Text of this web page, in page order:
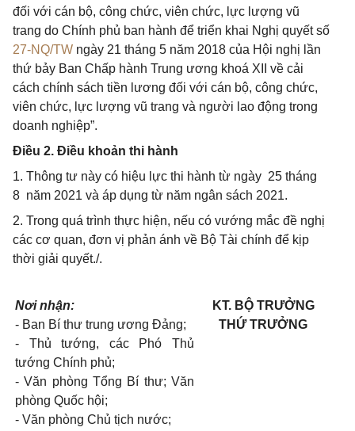
đối với cán bộ, công chức, viên chức, lực lượng vũ
trang do Chính phủ ban hành để triển khai Nghị quyết số
27-NQ/TW ngày 21 tháng 5 năm 2018 của Hội nghị lần
thứ bảy Ban Chấp hành Trung ương khoá XII về cải
cách chính sách tiền lương đối với cán bộ, công chức,
viên chức, lực lượng vũ trang và người lao động trong
doanh nghiệp”.
Điều 2. Điều khoản thi hành
1. Thông tư này có hiệu lực thi hành từ ngày 25 tháng
8 năm 2021 và áp dụng từ năm ngân sách 2021.
2. Trong quá trình thực hiện, nếu có vướng mắc đề nghị
các cơ quan, đơn vị phản ánh về Bộ Tài chính để kịp
thời giải quyết./.
Nơi nhận:
- Ban Bí thư trung ương Đảng;
- Thủ tướng, các Phó Thủ
tướng Chính phủ;
- Văn phòng Tổng Bí thư; Văn
phòng Quốc hội;
- Văn phòng Chủ tịch nước;
KT. BỘ TRƯỞNG
THỨ TRƯỞNG